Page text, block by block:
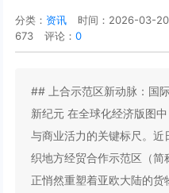
分类： 资讯 时间：2026-03-20
673
评论：0
## 上合示范区新动脉：国
新纪元 在全球化经济版图
与商业活力的关键标尺。
织地方经贸合作示范区（简
正悄然重塑着亚欧大陆的